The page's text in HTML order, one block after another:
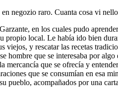
negozio raro. Cuanta cosa vi
en los cuales pudo
propio local. Le había ido bien
viejos, y rescatar las recetas
hombre que se interesaba por
mercancía que se ofrecía y
que se consumían en esa
pueblo, acompañados por una